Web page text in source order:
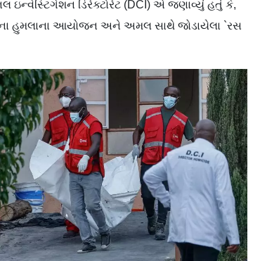
ઇન્વેસ્ટિગેશન ડિરેક્ટોરેટ (DCI) એ જણાવ્યું હતું કે,
હુમલાના આયોજન અને અમલ સાથે જોડાયેલા `રસ